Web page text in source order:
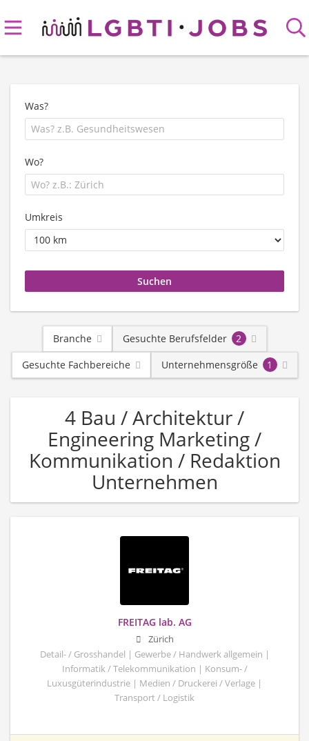
Was?
Wo?
Umkreis
Branche Gesuchte Berufsfelder
2
Gesuchte Fachbereiche
Unternehmensgröße 1
4 Bau / Architektur /
Engineering Marketing /
Kommunikation / Redaktion
Unternehmen
FREITAG lab. AG
Zürich
Detail- / Grosshandel | Gewerbe / Handwerk allgemein |
Informatik / Telekommunikation | Konsum- /
Luxusgüterindustrie | Medien / Druckerei / Verlage |
Transport / Logistik